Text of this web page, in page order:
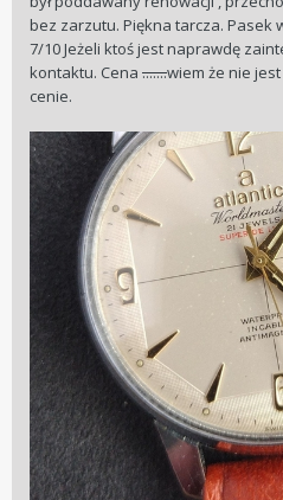
bez zarzutu. Piękna tarcza. Pasek
7/10 Jeżeli ktoś jest naprawdę
kontaktu. Cena .......wiem że nie
cenie.